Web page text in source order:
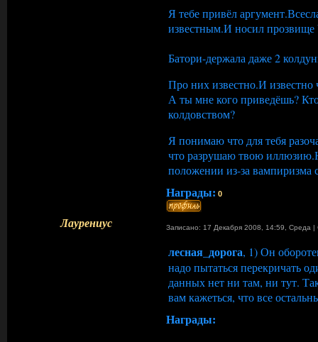
Я тебе привёл
известным.И носил прозвище
Батори-держала даже 2
Про них известно.И известно
А ты мне кого приведёшь?
колдовством?
Я понимаю что для тебя
что разрушаю твою
положении из-за вампиризма
Награды: 0
Лаурениус Записано: 17 Декабря 2008, 14:59, Среда |
лесная_дорога, 1) Он
надо пытаться перекричать
данных нет ни там, ни тут.
вам кажеться, что все
Награды: